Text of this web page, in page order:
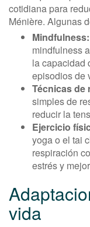
cotidiana para
Ménière. Algunas
Mindfulness:
mindfulness
la capacidad
episodios de
Técnicas de
simples de
reducir la
Ejercicio
yoga o el tai
respiración
estrés y
vida